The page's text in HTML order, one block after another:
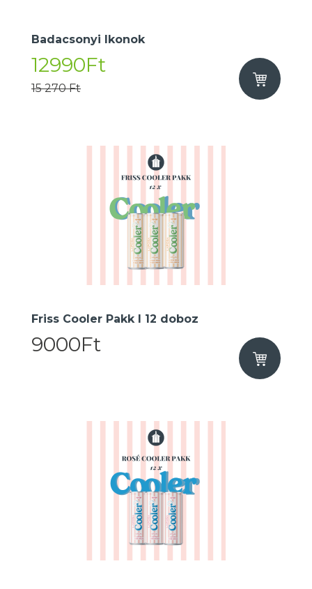
Badacsonyi Ikonok
12990Ft
15 270 Ft
Friss Cooler Pakk I 12 doboz
9000Ft